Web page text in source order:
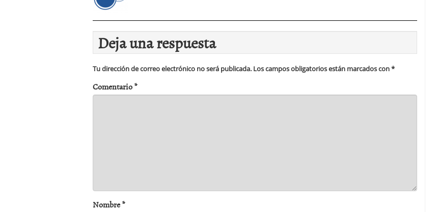
Deja una respuesta
Tu dirección de correo electrónico no será publicada. Los campos obligatorios están marcados con*
Comentario*
Nombre*